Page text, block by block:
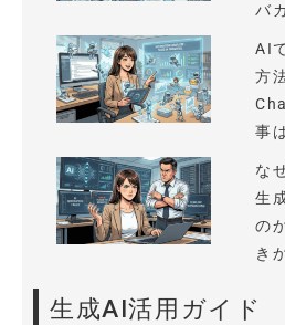
バ
AI
方
事
な
生
の
き
生成AI活用ガイド